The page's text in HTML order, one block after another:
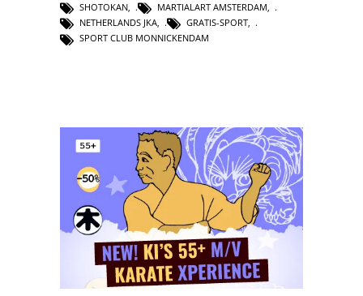
SHOTOKAN, MARTIALART AMSTERDAM,
NETHERLANDS JKA, GRATIS-SPORT,
SPORT CLUB MONNICKENDAM